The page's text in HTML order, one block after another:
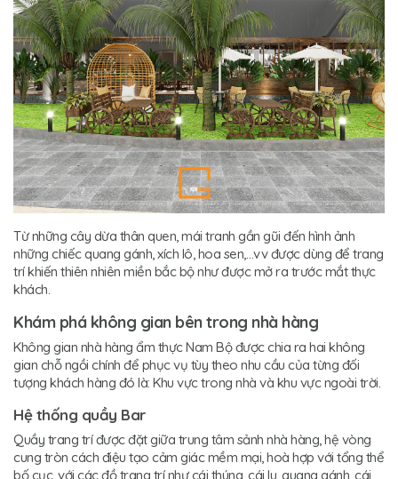
Từ những cây dừa thân quen, mái tranh gần gũi đến hình ảnh
những chiếc quang gánh, xích lô, hoa sen,…vv được dùng để trang
trí khiến thiên nhiên miền bắc bộ như được mở ra trước mắt thực
khách.
Khám phá không gian bên trong nhà hàng
Không gian nhà hàng ẩm thực Nam Bộ được chia ra hai không
gian chỗ ngồi chính để phục vụ tùy theo nhu cầu của từng đối
tượng khách hàng đó là: Khu vực trong nhà và khu vực ngoài trời.
Hệ thống quầy Bar
Quầy trang trí được đặt giữa trung tâm sảnh nhà hàng, hệ vòng
cung tròn cách điệu tạo cảm giác mềm mại, hoà hợp với tổng thể
bố cục. với các đồ trang trí như cái thúng, cái lu, quang gánh, cái